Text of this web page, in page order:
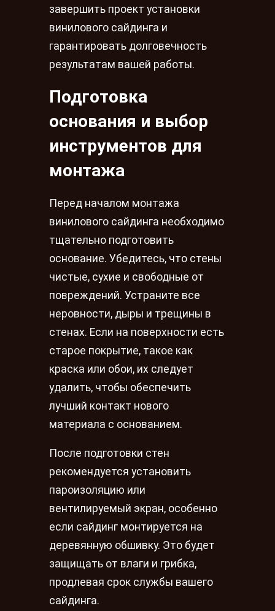
завершить проект установки
винилового сайдинга и
гарантировать долговечность
результатам вашей работы.
Подготовка
основания и выбор
инструментов для
монтажа
Перед началом монтажа
винилового сайдинга необходимо
тщательно подготовить
основание. Убедитесь, что стены
чистые, сухие и свободные от
повреждений. Устраните все
неровности, дыры и трещины в
стенах. Если на поверхности есть
старое покрытие, такое как
краска или обои, их следует
удалить, чтобы обеспечить
лучший контакт нового
материала с основанием.
После подготовки стен
рекомендуется установить
пароизоляцию или
вентилируемый экран, особенно
если сайдинг монтируется на
деревянную обшивку. Это будет
защищать от влаги и грибка,
продлевая срок службы вашего
сайдинга.